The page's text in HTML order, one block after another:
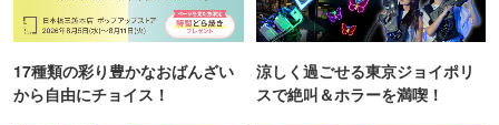
17種類の彩り豊かなおばんざい
から自由にチョイス！
涼しく過ごせる東京ジョイポリ
スで絶叫＆ホラーを満喫！